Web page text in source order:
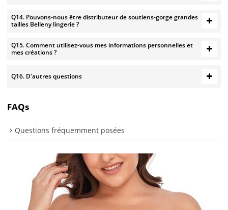
Q14. Pouvons-nous être distributeur de soutiens-gorge grandes
tailles Belleny lingerie ?
Q15. Comment utilisez-vous mes informations personnelles et
mes créations ?
Q16. D'autres questions
FAQs
Questions fréquemment posées